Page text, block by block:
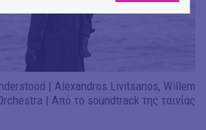
| Alexandros Livitsanos, Willem
| Από το soundtrack της ταινίας